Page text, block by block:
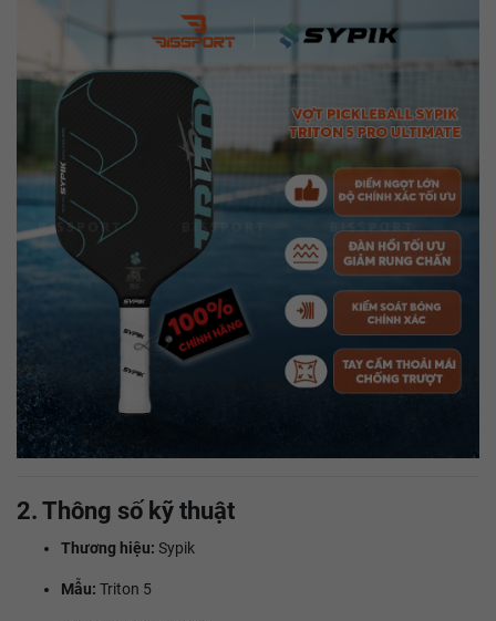
2. Thông số kỹ thuật
Thương hiệu: Sypik
Mẫu: Triton 5